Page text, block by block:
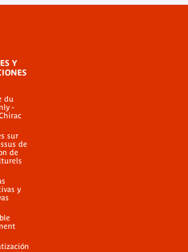
Y
du
-
sur
de
de
y